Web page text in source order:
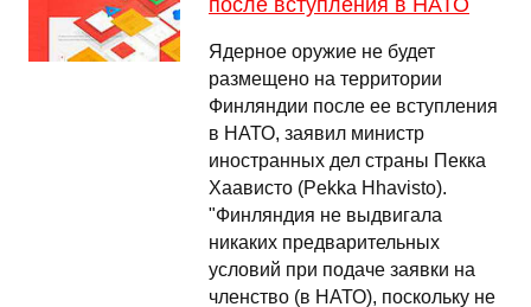
после вступления в НАТО
Ядерное оружие не будет
размещено на территории
Финляндии после ее вступления
в НАТО, заявил министр
иностранных дел страны Пекка
Хаависто (Pekka Hhavisto).
"Финляндия не выдвигала
никаких предварительных
условий при подаче заявки на
членство (в НАТО), поскольку не